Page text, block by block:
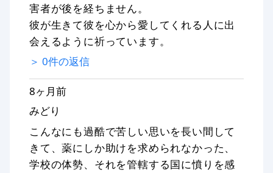
害者が後を経ちません。
彼が生きて彼を心から愛してくれる人に出
会えるように祈っています。
＞ 0件の返信
8ヶ月前
みどり
こんなにも過酷で苦しい思いを長い間して
きて、薬にしか助けを求められなかった、
学校の体勢、それを管轄する国に憤りを感